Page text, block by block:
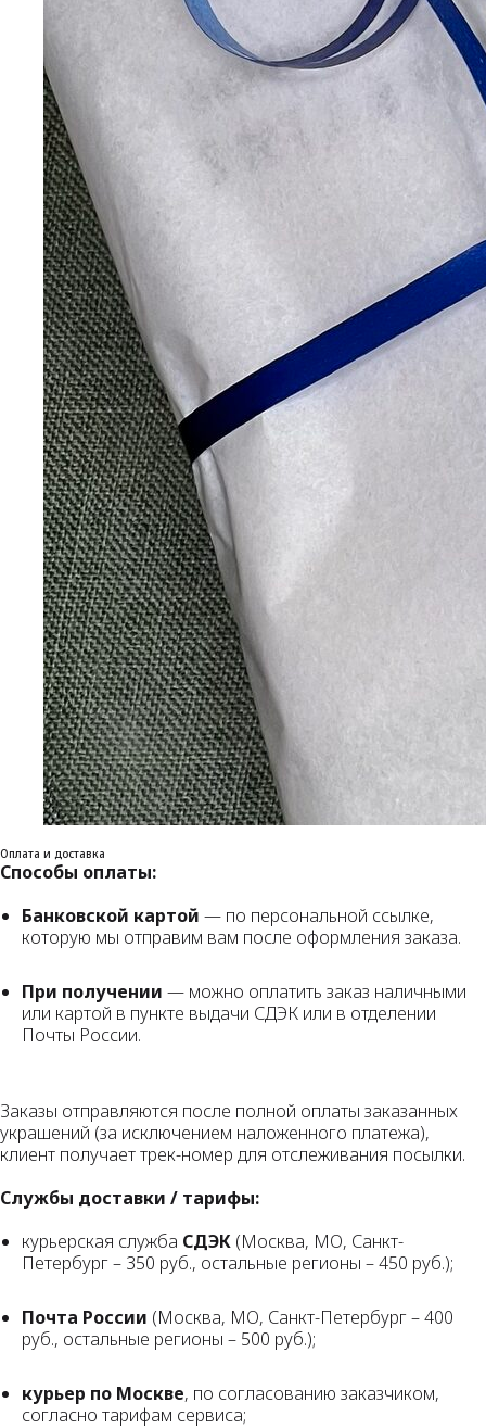
Оплата и доставка
Способы оплаты:
Банковской картой — по персональной ссылке,
которую мы отправим вам после оформления заказа.
При получении — можно оплатить заказ наличными
или картой в пункте выдачи СДЭК или в отделении
Почты России.
Заказы отправляются после полной оплаты заказанных
украшений (за исключением наложенного платежа),
клиент получает трек-номер для отслеживания посылки.
Службы доставки / тарифы:
курьерская служба СДЭК (Москва, МО, Санкт-
Петербург – 350 руб., остальные регионы – 450 руб.);
Почта России (Москва, МО, Санкт-Петербург – 400
руб., остальные регионы – 500 руб.);
курьер по Москве, по согласованию заказчиком,
согласно тарифам сервиса;